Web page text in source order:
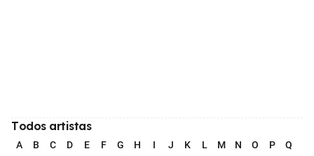
Todos artistas
A B C D E F G H I J K L M N O P Q